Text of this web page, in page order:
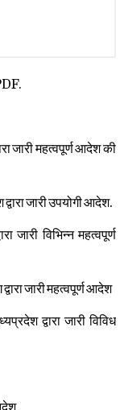
जारी महत्वपूर्ण आदेश की
जारी उपयोगी आदेश.
जारी विभिन्न महत्वपूर्ण
जारी महत्वपूर्ण आदेश
द्वारा जारी विविध